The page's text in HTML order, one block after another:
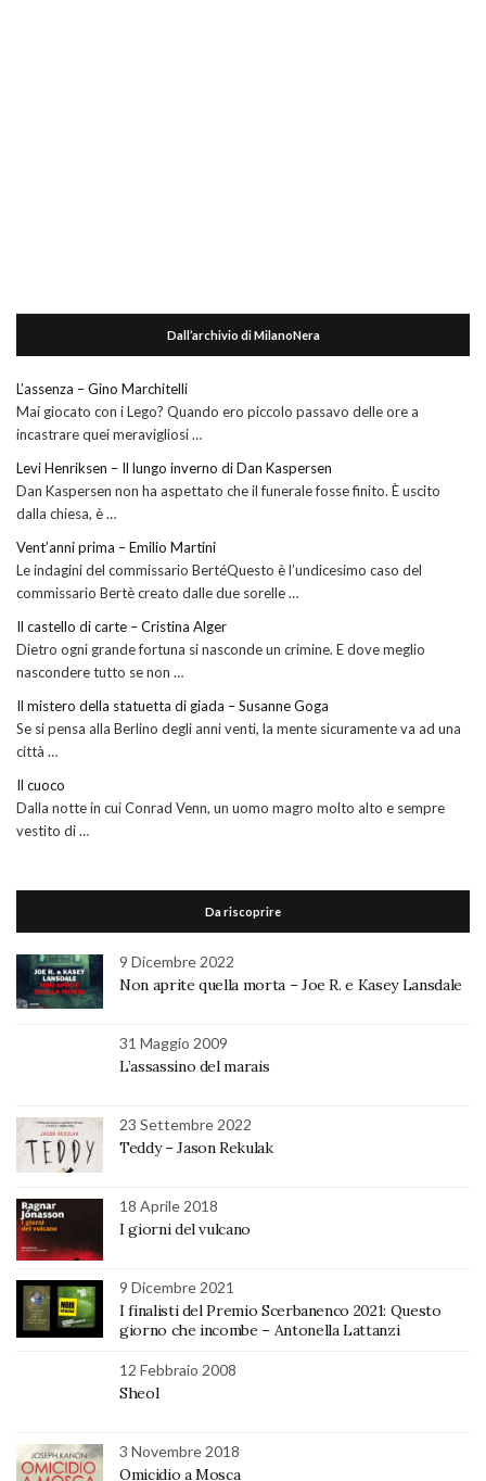
Dall’archivio di MilanoNera
L’assenza – Gino Marchitelli
Mai giocato con i Lego? Quando ero piccolo passavo delle ore a
incastrare quei meravigliosi …
Levi Henriksen – Il lungo inverno di Dan Kaspersen
Dan Kaspersen non ha aspettato che il funerale fosse finito. È uscito
dalla chiesa, è …
Vent’anni prima – Emilio Martini
Le indagini del commissario BertéQuesto è l’undicesimo caso del
commissario Bertè creato dalle due sorelle …
Il castello di carte – Cristina Alger
Dietro ogni grande fortuna si nasconde un crimine. E dove meglio
nascondere tutto se non …
Il mistero della statuetta di giada – Susanne Goga
Se si pensa alla Berlino degli anni venti, la mente sicuramente va ad una
città …
Il cuoco
Dalla notte in cui Conrad Venn, un uomo magro molto alto e sempre
vestito di …
Da riscoprire
9 Dicembre 2022
Non aprite quella morta – Joe R. e Kasey Lansdale
31 Maggio 2009
L’assassino del marais
23 Settembre 2022
Teddy – Jason Rekulak
18 Aprile 2018
I giorni del vulcano
9 Dicembre 2021
I finalisti del Premio Scerbanenco 2021: Questo
giorno che incombe – Antonella Lattanzi
12 Febbraio 2008
Sheol
3 Novembre 2018
Omicidio a Mosca